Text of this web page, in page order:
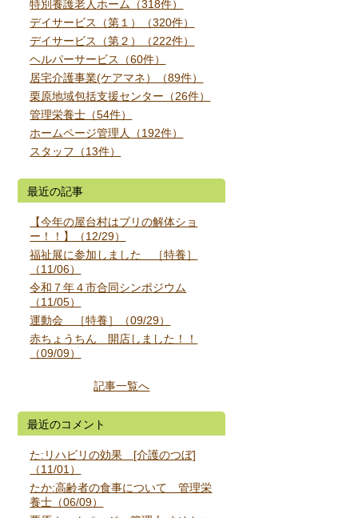
特別養護老人ホーム（318件）
デイサービス（第１）（320件）
デイサービス（第２）（222件）
ヘルパーサービス（60件）
居宅介護事業(ケアマネ）（89件）
栗原地域包括支援センター（26件）
管理栄養士（54件）
ホームページ管理人（192件）
スタッフ（13件）
最近の記事
【今年の屋台村はブリの解体ショ
ー！！】（12/29）
福祉展に参加しました ［特養］
（11/06）
令和７年４市合同シンポジウム
（11/05）
運動会 ［特養］（09/29）
赤ちょうちん 開店しました！！
（09/09）
記事一覧へ
最近のコメント
た:リハビリの効果 [介護のつぼ]
（11/01）
たか:高齢者の食事について 管理栄
養士（06/09）